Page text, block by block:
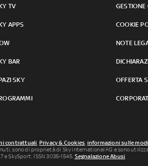
TV
APPS
BAR
SKY
GESTIONE
COOKIE
NOTE
OFFERTA
contrattuali, Privacy & Cookies, informazioni sulle
sono di proprietà di Sky international AG e sono
e SkySport: ISSN 3035-1545. Segnalazione Abusi